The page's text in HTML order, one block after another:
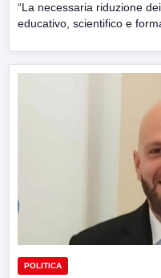
“La necessaria riduzione
educativo, scientifico e
POLITICA